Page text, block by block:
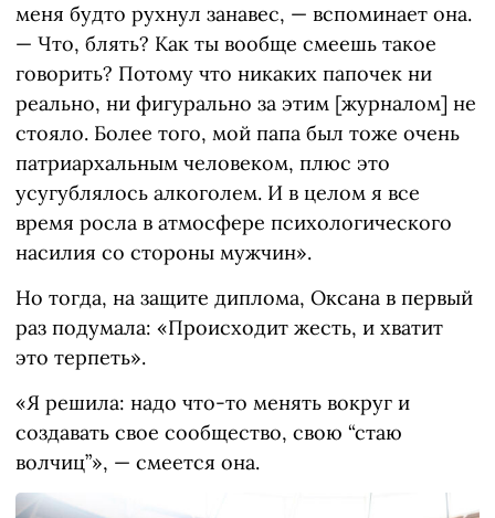
меня будто рухнул занавес, — вспоминает она.
— Что, блять? Как ты вообще смеешь такое
говорить? Потому что никаких папочек ни
реально, ни фигурально за этим [журналом] не
стояло. Более того, мой папа был тоже очень
патриархальным человеком, плюс это
усугублялось алкоголем. И в целом я все
время росла в атмосфере психологического
насилия со стороны мужчин».
Но тогда, на защите диплома, Оксана в первый
раз подумала: «Происходит жесть, и хватит
это терпеть».
«Я решила: надо что-то менять вокруг и
создавать свое сообщество, свою “стаю
волчиц”», — смеется она.